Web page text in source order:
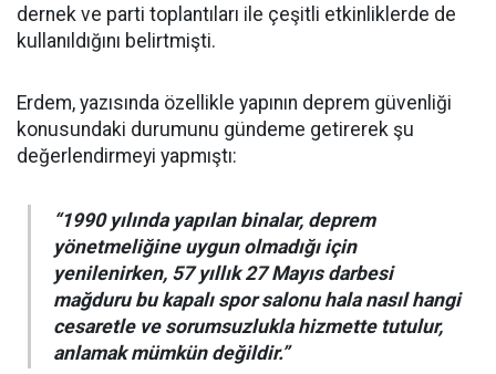
dernek ve parti toplantıları ile çeşitli etkinliklerde de
kullanıldığını belirtmişti.
Erdem, yazısında özellikle yapının deprem güvenliği
konusundaki durumunu gündeme getirerek şu
değerlendirmeyi yapmıştı:
“1990 yılında yapılan binalar, deprem
yönetmeliğine uygun olmadığı için
yenilenirken, 57 yıllık 27 Mayıs darbesi
mağduru bu kapalı spor salonu hala nasıl hangi
cesaretle ve sorumsuzlukla hizmette tutulur,
anlamak mümkün değildir.”